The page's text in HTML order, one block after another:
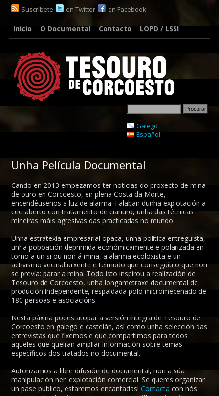
Suscríbete en Twitter en Facebook
Inicio O Documental Contacto LOPD / LSSI
Galego
Español
Unha Película Documental
Cando en 2013 empezamos ter noticias do proxecto de mina
de ouro en Corcoesto, en plena Costa da Morte,
encendéusenos a luz de alarma. Falaban dunha explotación a
ceo aberto con tratamento de cianuro, unha das técnicas
mineiras máis agresivas das practicadas no mundo.
Unha estratexia empresarial opaca, unha política entreguista,
unha poboación deprimida económicamente e polarizada en
torno a un si ou non á mina, a alarma ecoloxista e un
activismo veciñal urxente e teimudo que conseguíu o que non
se prevía: parar a mina. Todo isto inspirou a realización de
Tesouro de Corcoesto, unha longametraxe documental de
produción independente, respaldada polo micromecenado de
180 persoas e asociacións.
Nesta páxina podes atopar a versión íntegra de Tesouro de
Corcoesto en galego e castelán, así como unha selección das
entrevistas que fixemos e que compartimos para todos
aqueles que queiran ampliar información sobre temas
específicos dos tratados no documental.
Autorizamos a libre difusión do documental, non a súa
manipulación nen explotación comercial. Se queres organizar
un pase público, estaremos encantadas! Contacta con nós